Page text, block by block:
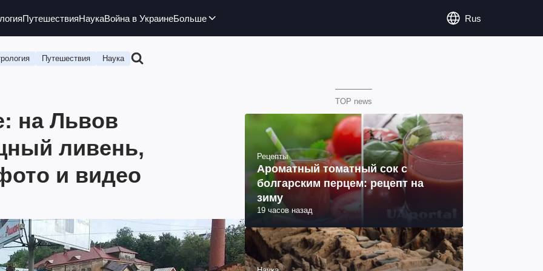
ПутешествияНаукаВойна в УкраинеБольше Rus
Путешествия Наука
на Львов
ливень,
и видео
TOP news
Рецепты
Ароматный томатный сок с
болгарским перцем: рецепт на
зиму
19 часов назад